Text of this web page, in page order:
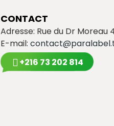
CONTACT
Adresse: Rue du Dr Moreau
E-mail:
+216 73 202 814